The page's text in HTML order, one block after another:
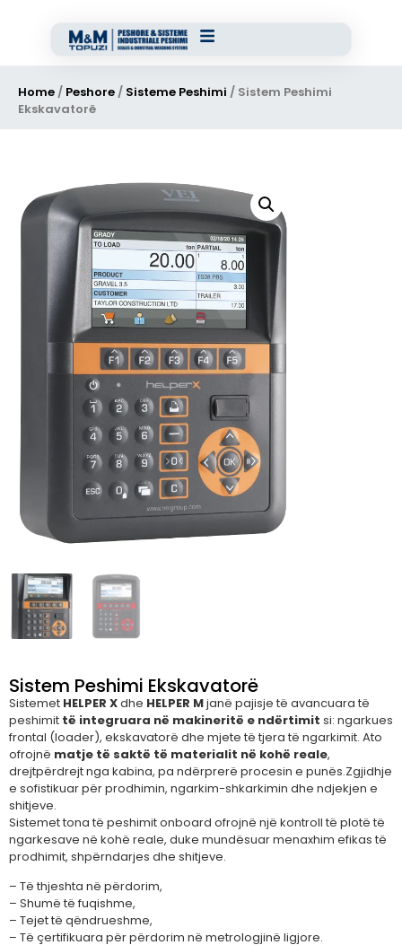
Home / Peshore / Sisteme Peshimi / Sistem Peshimi
Ekskavatorë
Sistem Peshimi Ekskavatorë
Sistemet HELPER Xdhe HELPER Mjanë pajisje të avancuara të
peshimit të integruara në makineritë e ndërtimit si: ngarkues
frontal (loader), ekskavatorë dhe mjete të tjera të ngarkimit. Ato
ofrojnë matje të saktë të materialit në kohë reale,
drejtpërdrejt nga kabina, pa ndërprerë procesin e punës.Zgjidhje
e sofistikuar për prodhimin, ngarkim-shkarkimin dhe ndjekjen e
shitjeve.
Sistemet tona të peshimit onboard ofrojnë një kontroll të plotë të
ngarkesave në kohë reale, duke mundësuar menaxhim efikas të
prodhimit, shpërndarjes dhe shitjeve.
– Të thjeshta në përdorim,
– Shumë të fuqishme,
– Tejet të qëndrueshme,
– Të çertifikuara për përdorim në metrologjinë ligjore.